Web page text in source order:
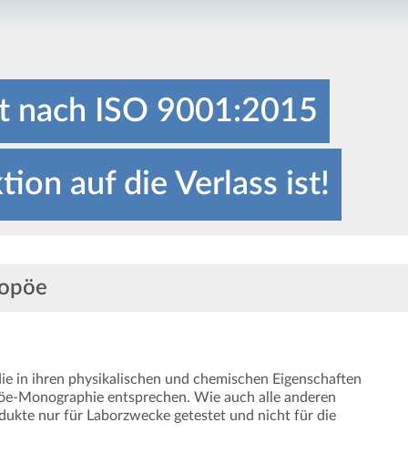
nach ISO 9001:2015
auf die Verlass ist!
und Biochemikalien
- Für höchste
in ihren physikalischen und chemischen Eigenschaften
Monographie entsprechen. Wie auch alle anderen
nur für Laborzwecke getestet und nicht für die